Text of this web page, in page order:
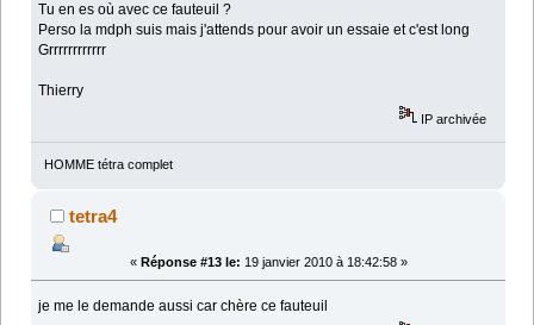
Tu en es où avec ce fauteuil ?
Perso la mdph suis mais j'attends pour avoir un essaie et c'est long
Grrrrrrrrrrrr
Thierry
IP archivée
HOMME tétra complet
tetra4
« Réponse #13 le: 19 janvier 2010 à 18:42:58 »
je me le demande aussi car chère ce fauteuil